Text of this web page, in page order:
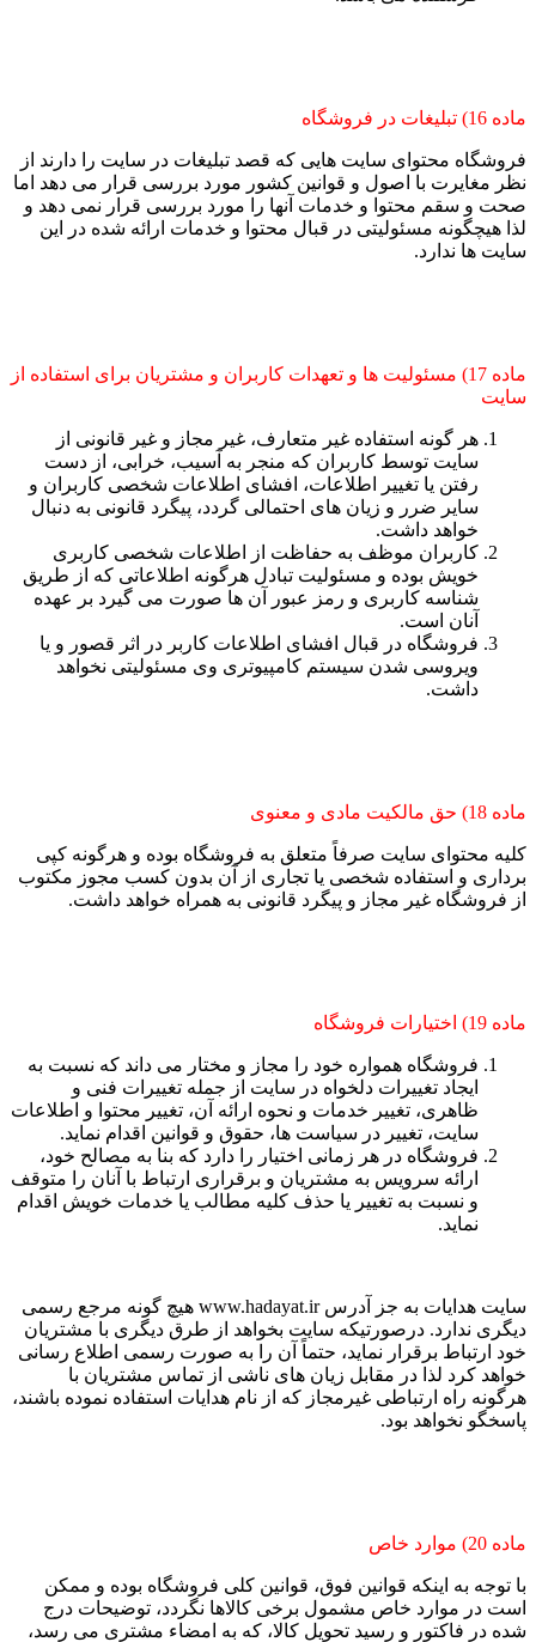
ماده 16) تبلیغات در فروشگاه
فروشگاه محتوای سایت هایی که قصد تبلیغات در سایت را دارند از
نظر مغایرت با اصول و قوانین کشور مورد بررسی قرار می دهد اما
صحت و سقم محتوا و خدمات آنها را مورد بررسی قرار نمی دهد و
لذا هیچگونه مسئولیتی در قبال محتوا و خدمات ارائه شده در این
سایت ها ندارد.
ماده 17) مسئولیت ها و تعهدات کاربران و مشتریان برای استفاده از
سایت
هر گونه استفاده غیر متعارف، غیر مجاز و غیر قانونی از
سایت توسط کاربران که منجر به آسیب، خرابی، از دست
رفتن یا تغییر اطلاعات، افشای اطلاعات شخصی کاربران و
سایر ضرر و زیان های احتمالی گردد، پیگرد قانونی به دنبال
خواهد داشت.
کاربران موظف به حفاظت از اطلاعات شخصی کاربری
خویش بوده و مسئولیت تبادل هرگونه اطلاعاتی که از طریق
شناسه کاربری و رمز عبور آن ها صورت می گیرد بر عهده
آنان است.
فروشگاه در قبال افشای اطلاعات کاربر در اثر قصور و یا
ویروسی شدن سیستم کامپیوتری وی مسئولیتی نخواهد
داشت.
ماده 18) حق مالکیت مادی و معنوی
کلیه محتوای سایت صرفاً متعلق به فروشگاه بوده و هرگونه کپی
برداری و استفاده شخصی یا تجاری از آن بدون کسب مجوز مکتوب
از فروشگاه غیر مجاز و پیگرد قانونی به همراه خواهد داشت.
ماده 19) اختیارات فروشگاه
فروشگاه همواره خود را مجاز و مختار می داند که نسبت به
ایجاد تغییرات دلخواه در سایت از جمله تغییرات فنی و
ظاهری، تغییر خدمات و نحوه ارائه آن، تغییر محتوا و اطلاعات
سایت، تغییر در سیاست ها، حقوق و قوانین اقدام نماید.
فروشگاه در هر زمانی اختیار را دارد که بنا به مصالح خود،
ارائه سرویس به مشتریان و برقراری ارتباط با آنان را متوقف
و نسبت به تغییر یا حذف کلیه مطالب یا خدمات خویش اقدام
نماید.
سایت هدایات به جز آدرس www.hadayat.ir هیچ گونه مرجع رسمی
دیگری ندارد. درصورتیکه سایت بخواهد از طرق دیگری با مشتریان
خود ارتباط برقرار نماید، حتماً آن را به صورت رسمی اطلاع رسانی
خواهد کرد لذا در مقابل زیان های ناشی از تماس مشتریان با
هرگونه راه ارتباطی غیرمجاز که از نام هدایات استفاده نموده باشند،
پاسخگو نخواهد بود.
ماده 20) موارد خاص
با توجه به اینکه قوانین فوق، قوانین کلی فروشگاه بوده و ممکن
است در موارد خاص مشمول برخی کالاها نگردد، توضیحات درج
شده در فاکتور و رسید تحویل کالا، که به امضاء مشتری می رسد،